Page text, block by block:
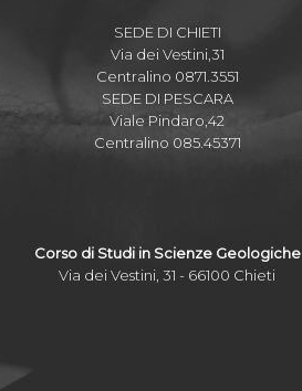
SEDE DI CHIETI
Via dei Vestini,31
Centralino 0871.3551
SEDE DI PESCARA
Viale Pindaro,42
Centralino 085.45371
Corso di Studi in Scienze Geologiche
Via dei Vestini, 31 - 66100 Chieti